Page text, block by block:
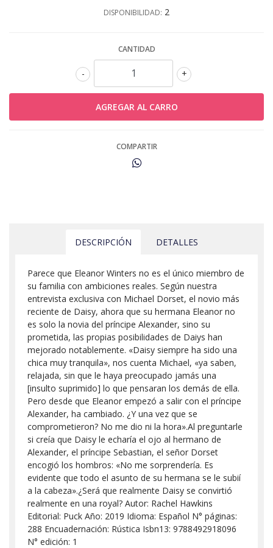
DISPONIBILIDAD: 2
CANTIDAD
+
-
COMPARTIR
DESCRIPCIÓN DETALLES
Parece que Eleanor Winters no es el único miembro de
su familia con ambiciones reales. Según nuestra
entrevista exclusiva con Michael Dorset, el novio más
reciente de Daisy, ahora que su hermana Eleanor no
es solo la novia del príncipe Alexander, sino su
prometida, las propias posibilidades de Daiys han
mejorado notablemente. «Daisy siempre ha sido una
chica muy tranquila», nos cuenta Michael, «ya saben,
relajada, sin que le haya preocupado jamás una
[insulto suprimido] lo que pensaran los demás de ella.
Pero desde que Eleanor empezó a salir con el príncipe
Alexander, ha cambiado. ¿Y una vez que se
comprometieron? No me dio ni la hora».Al preguntarle
si creía que Daisy le echaría el ojo al hermano de
Alexander, el príncipe Sebastian, el señor Dorset
encogió los hombros: «No me sorprendería. Es
evidente que todo el asunto de su hermana se le subií
a la cabeza».¿Será que realmente Daisy se convirtió
realmente en una royal? Autor: Rachel Hawkins
Editorial: Puck Año: 2019 Idioma: Español N° páginas:
288 Encuadernación: Rústica Isbn13: 9788492918096
N° edición: 1